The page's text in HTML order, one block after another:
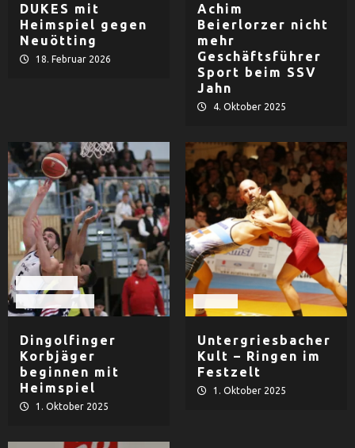
DUKES mit
Heimspiel gegen
Neuötting
18. Februar 2026
Achim
Beierlorzer nicht
mehr
Geschäftsführer
Sport beim SSV
Jahn
4. Oktober 2025
Dingolfinger
Korbjäger
beginnen mit
Heimspiel
1. Oktober 2025
Untergriesbacher
Kult – Ringen im
Festzelt
1. Oktober 2025